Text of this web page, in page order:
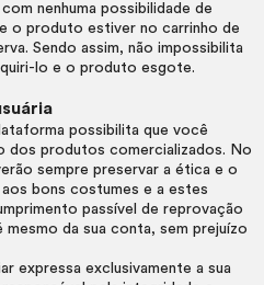
nenhuma possibilidade de
o produto estiver no carrinho de
Sendo assim, não impossibilita
lo e o produto esgote.
possibilita que você
dos produtos comercializados. No
sempre preservar a ética e o
bons costumes e a estes
passível de reprovação
da sua conta, sem prejuízo
expressa exclusivamente a sua